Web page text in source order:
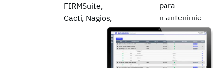
FIRMSuite,
Cacti, Nagios,
para
mantenimie
nto remoto y
análisis.